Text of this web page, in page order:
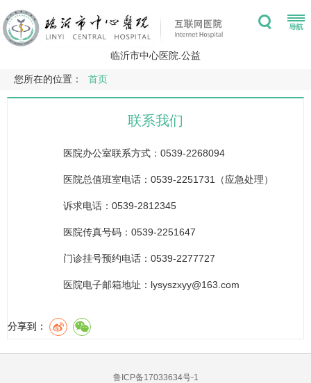
临沂市中心医院.公益
您所在的位置： 首页
联系我们
医院办公室联系方式：0539-2268094
医院总值班室电话：0539-2251731（应急处理）
诉求电话：0539-2812345
医院传真号码：0539-2251647
门诊挂号预约电话：0539-2277727
医院电子邮箱地址：lysyszxyy@163.com
分享到：
鲁ICP备17033634号-1